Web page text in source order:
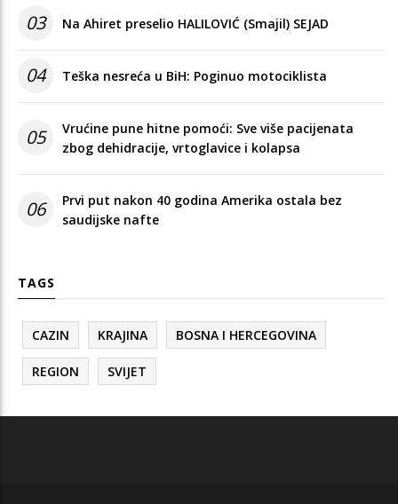
03 Na Ahiret preselio HALILOVIĆ (Smajil) SEJAD
04 Teška nesreća u BiH: Poginuo motociklista
05
Vrućine pune hitne pomoći: Sve više pacijenata
zbog dehidracije, vrtoglavice i kolapsa
06
Prvi put nakon 40 godina Amerika ostala bez
saudijske nafte
TAGS
CAZIN KRAJINA BOSNA I HERCEGOVINA
REGION SVIJET